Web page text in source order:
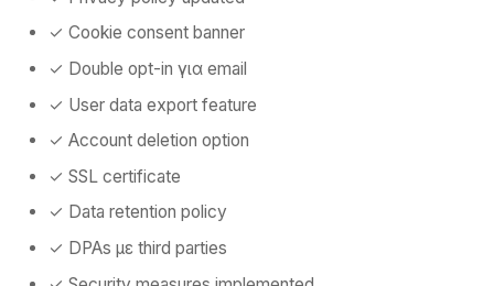
✓ Cookie consent banner
✓ Double opt-in για email
✓ User data export feature
✓ Account deletion option
✓ SSL certificate
✓ Data retention policy
✓ DPAs με third parties